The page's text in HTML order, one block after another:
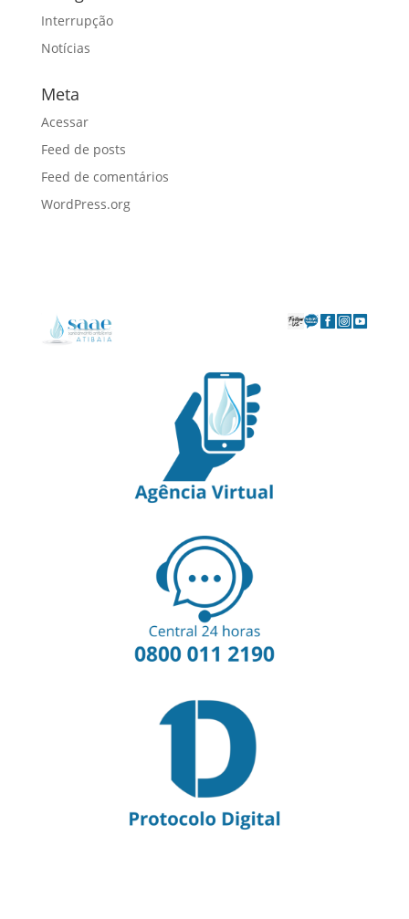
Interrupção
Notícias
Meta
Acessar
Feed de posts
Feed de comentários
WordPress.org